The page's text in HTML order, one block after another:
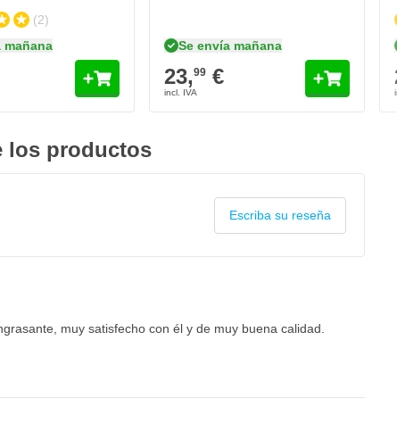
(2)
mañana
Se envía mañana
23,99 €
los productos
Escriba su reseña
muy satisfecho con él y de muy buena calidad.